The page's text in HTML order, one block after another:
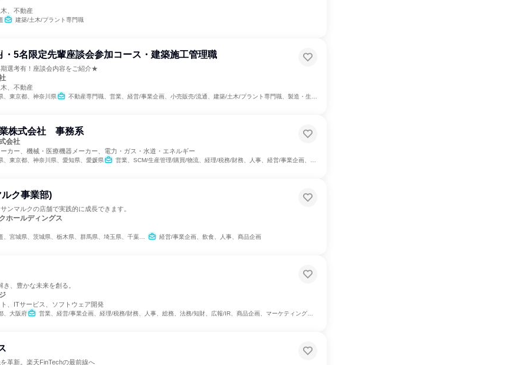
、不動産
建築/土木/プラント専門職
・5名限定先輩座談会参加コース・建築施工管理職
選考有！座談会内容をご紹介★
、不動産
、東京都、神奈川県 不動産専門職、営業、経営/事業企画、小売販売/流通、建築/土木/プラント専門職、製造・生産工程、金融専門職
株式会社 事務系
会社
カー、機械・医療機器メーカー、電力・ガス・水道・エネルギー
、東京都、神奈川県、愛知県、愛媛県 営業、SCM/生産管理/購買/物流、経理/税務/財務、人事、経営/事業企画、商品企画
ク事業部)
ンマルクの店舗で実践的に成長できます。
ホールディングス
栃木県、群馬県、埼玉県、千葉県、東京都、神奈川県、石川県、長野県、岐阜県、静岡県、愛知県、三重県、滋賀県、京都府、大阪府、兵庫県、奈良県、岡山県、広島県、徳島県、香川県、愛媛県、福岡県、長崎県、熊本県、鹿児島県 経営/事業企画、飲食、人事、商品企画
、豊かな未来を創る。
、ITサービス、ソフトウェア開発
、大阪府 営業、経営/事業企画、経理/税務/財務、人事、総務、法務/知財、広報/IR、商品企画、マーケティング・広告・宣伝、カスタマーサポート/コールセンター
革新。楽天FinTechの最前線へ